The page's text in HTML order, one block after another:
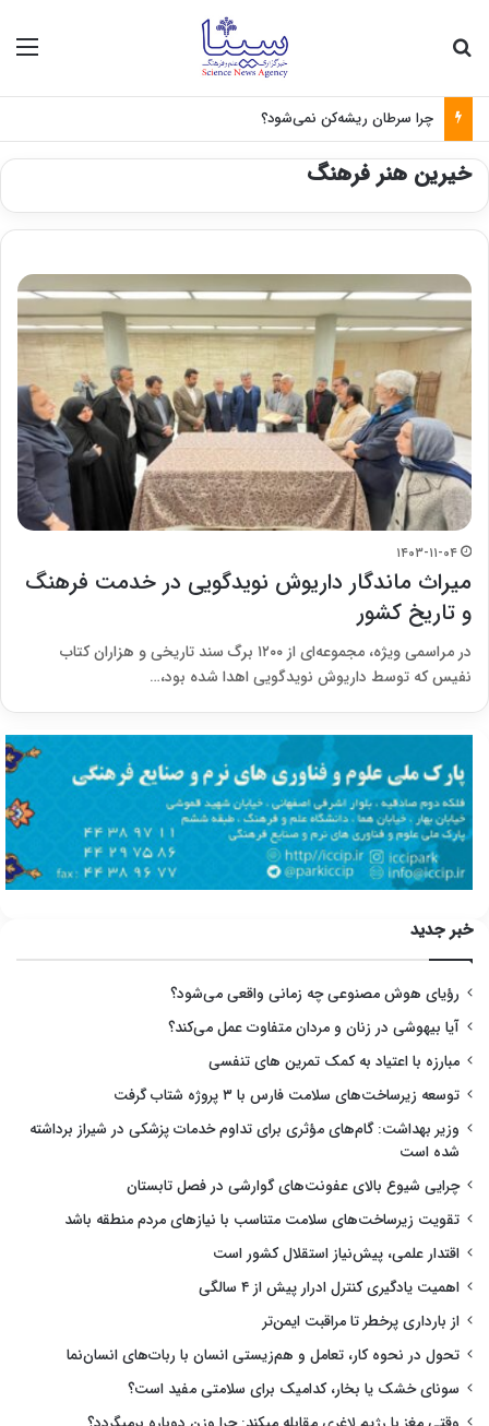
چرا سرطان ریشه‌کن نمی‌شود؟
خیرین هنر فرهنگ
۱۴۰۳-۱۱-۰۴
میراث ماندگار داریوش نویدگویی در خدمت فرهنگ
و تاریخ کشور
در مراسمی ویژه، مجموعه‌ای از ۱۲۰۰ برگ سند تاریخی و هزاران کتاب
نفیس که توسط داریوش نویدگویی اهدا شده بود،…
خبر جدید
رؤیای هوش مصنوعی چه زمانی واقعی می‌شود؟
آیا بیهوشی در زنان و مردان متفاوت عمل می‌کند؟
مبارزه با اعتیاد به کمک تمرین های تنفسی
توسعه زیرساخت‌های سلامت فارس با ۳ پروژه شتاب گرفت
وزیر بهداشت: گام‌های مؤثری برای تداوم خدمات پزشکی در شیراز برداشته
شده است
چرایی شیوع بالای عفونت‌های گوارشی در فصل تابستان
تقویت زیرساخت‌های سلامت متناسب با نیازهای مردم منطقه باشد
اقتدار علمی، پیش‌نیاز استقلال کشور است
اهمیت یادگیری کنترل ادرار پیش از ۴ سالگی
از بارداری پرخطر تا مراقبت ایمن‌تر
تحول در نحوه کار، تعامل و هم‌زیستی انسان با ربات‌های انسان‌نما
سونای خشک یا بخار، کدامیک برای سلامتی مفید است؟